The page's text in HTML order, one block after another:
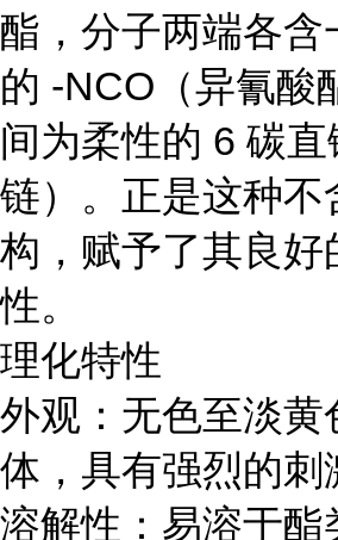
酯，分子两端各含
的 -NCO（异氰酸
间为柔性的 6 碳
链）。正是这种不
构，赋予了其良好
性。
理化特性
外观：无色至淡黄
体，具有强烈的刺
溶解性：易溶于酯